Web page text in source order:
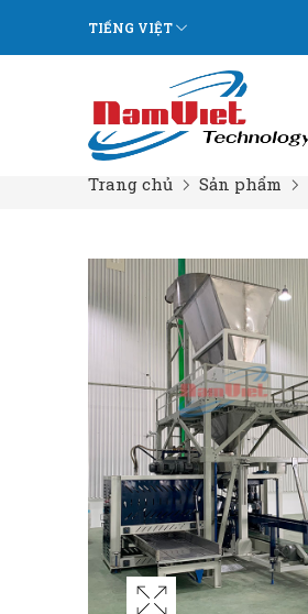
TIẾNG VIỆT
Trang chủ
Sản phẩm